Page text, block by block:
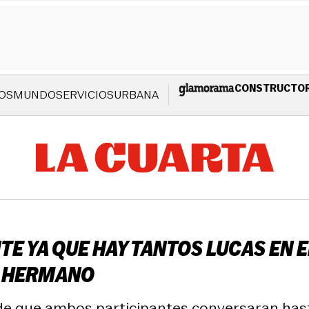
MUNDOSERVICIOSURBANA
YA QUE HAY TANTOS LUCAS